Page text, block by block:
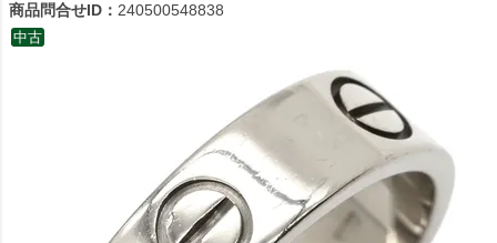
商品問合せID： 240500548838
中古